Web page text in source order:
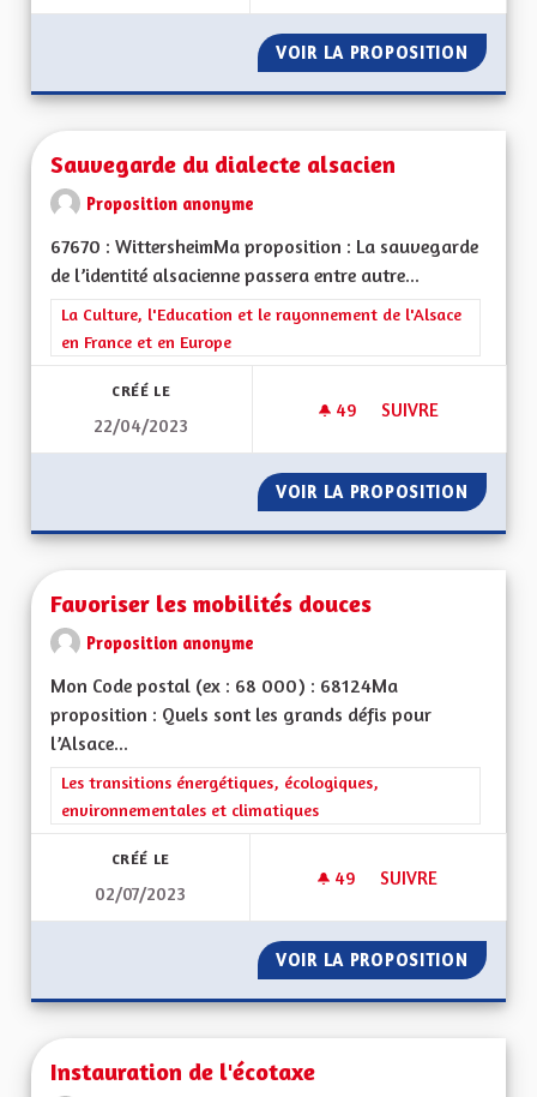
VOIR LA PROPOSITION
Sauvegarde du dialecte alsacien
Proposition anonyme
67670 : WittersheimMa proposition : La sauvegarde
de l’identité alsacienne passera entre autre...
Filtrer les résultats de la catégorie : La Culture, l'Education et
La Culture, l'Education et le rayonnement de l'Alsace
en France et en Europe
CRÉÉ LE
22/04/2023
49 49 ABONNÉS
SUIVRE
VOIR LA PROPOSITION
Favoriser les mobilités douces
Proposition anonyme
Mon Code postal (ex : 68 000) : 68124Ma
proposition : Quels sont les grands défis pour
l’Alsace...
Filtrer les résultats de la catégorie : Les transitions
Les transitions énergétiques, écologiques,
environnementales et climatiques
CRÉÉ LE
02/07/2023
49 49 ABONNÉS
SUIVRE
VOIR LA PROPOSITION
Instauration de l'écotaxe